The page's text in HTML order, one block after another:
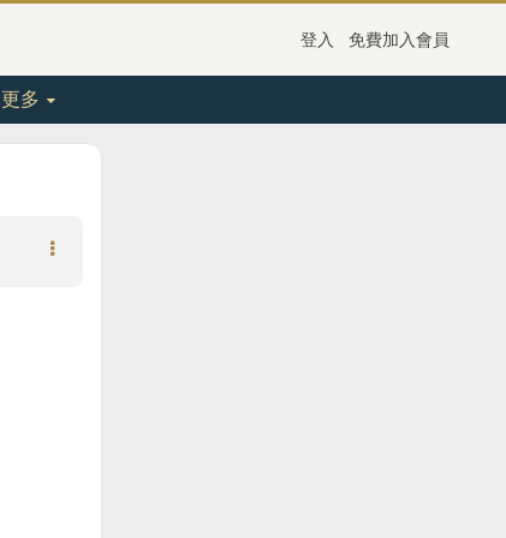
登入 免費加入會員
更多